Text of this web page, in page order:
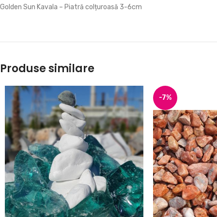
Golden Sun Kavala – Piatră colțuroasă 3-6cm
Produse similare
-7%